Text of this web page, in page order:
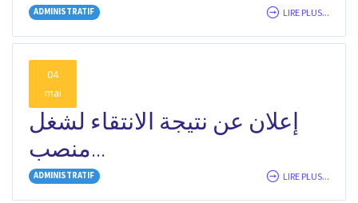
ADMINISTRATIF LIRE PLUS...
04
mai
إعلان عن نتيجة الانتقاء لشغل
منصب...
ADMINISTRATIF LIRE PLUS...